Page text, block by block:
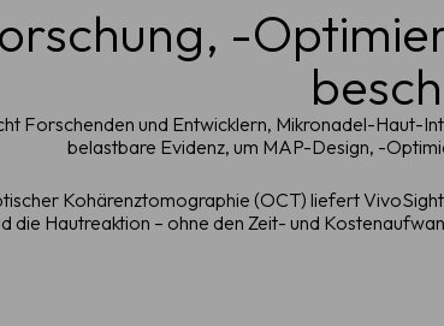
-
Forschenden und Entwicklern, Mikronadel-Haut-
belastbare Evidenz, um MAP-Design, -
Kohärenztomographie (OCT) liefert
die Hautreaktion – ohne den Zeit- und